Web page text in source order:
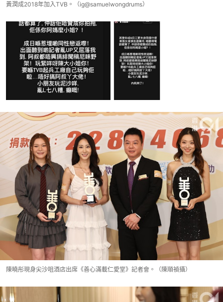
黃潤成2018年加入TVB。（ig@samuelwongdrums）
陳曉彤現身尖沙咀酒店出席《善心滿載仁愛堂》記者會。（陳順禎攝）